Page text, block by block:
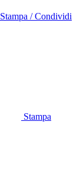
Stampa / Condividi
Stampa